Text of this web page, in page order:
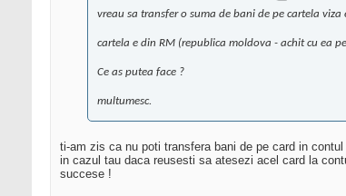
vreau sa transfer o suma de bani de pe cartela
cartela e din RM (republica moldova - achit cu ea
Ce as putea face ?
multumesc.
ti-am zis ca nu poti transfera bani de pe card in
in cazul tau daca reusesti sa atesezi acel card la
succese !